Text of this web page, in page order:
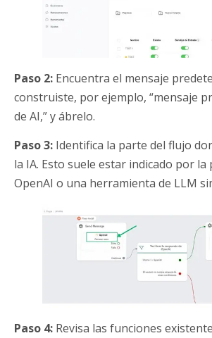
Paso 2: Encuentra el mensaje
construiste, por ejemplo, “mensaje
de AI,” y ábrelo.
Paso 3: Identifica la parte del flujo
la IA. Esto suele estar indicado por la
OpenAI o una herramienta de LLM
Paso 4: Revisa las funciones